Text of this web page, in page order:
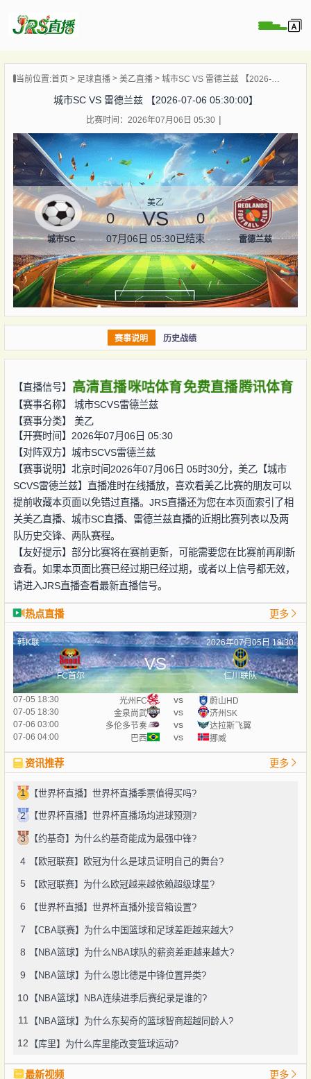
播
像
讯
直播
当前位置:首页 足球直播 美乙直播 城市SC VS 雷德兰兹 【2026-07-06 05:30:00】
城市SC VS 雷德兰兹 【2026-07-06 05:30:00】
比赛时间：2026年07月06日 05:30
城市SC
美乙
0 VS 0
07月06日 05:30已结束 雷德兰兹
赛事说明 历史战绩
【直播信号】 高清直播咪咕体育免费直播腾讯体育
【赛事名称】 城市SCVS雷德兰兹
【赛事分类】 美乙
【开赛时间】2026年07月06日 05:30
【对阵双方】 城市SCVS雷德兰兹
【赛事说明】北京时间2026年07月06日 05时30分，美乙【城市
SCVS雷德兰兹】直播准时在线播放，喜欢看美乙比赛的朋友可以
提前收藏本页面以免错过直播。JRS直播还为您在本页面索引了相
关美乙直播、城市SC直播、雷德兰兹直播的近期比赛列表以及两
队历史交锋、两队赛程。
【友好提示】部分比赛将在赛前更新，可能需要您在比赛前再刷新
查看。如果本页面比赛已经过期已经过期，或者以上信号都无效，
请进入JRS直播查看最新直播信号。
热点直播 更多
韩K联 2026年07月05日 18:30
FC首尔
VS
仁川联队
07-05 18:30 光州FC vs
蔚山HD
07-05 18:30
金泉尚武 vs
济州SK
07-06 03:00
多伦多节奏 vs
达拉斯飞翼
07-06 04:00
巴西 vs 挪威
资讯推荐 更多
1 【世界杯直播】世界杯直播季票值得买吗?
2 【世界杯直播】世界杯直播场均进球预测?
3 【约基奇】为什么约基奇能成为最强中锋?
4 【欧冠联赛】欧冠为什么是球员证明自己的舞台?
5 【欧冠联赛】为什么欧冠越来越依赖超级球星?
6 【世界杯直播】世界杯直播外接音箱设置?
7 【CBA联赛】为什么中国篮球和足球差距越来越大?
8 【NBA篮球】为什么NBA球队的薪资差距越来越大?
9 【NBA篮球】为什么恩比德是中锋位置异类?
10 【NBA篮球】NBA连续进季后赛纪录是谁的?
11 【NBA篮球】为什么东契奇的篮球智商超越同龄人?
12 【库里】为什么库里能改变篮球运动?
最新视频 更多